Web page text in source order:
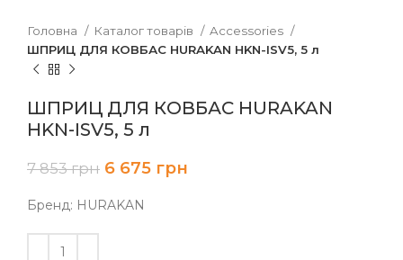
Головна Каталог товарів
Accessories
ШПРИЦ ДЛЯ КОВБАС HURAKAN HKN-ISV5, 5 л
ШПРИЦ ДЛЯ КОВБАС HURAKAN
HKN-ISV5, 5 л
7 853грн 6 675 грн
Бренд: HURAKAN